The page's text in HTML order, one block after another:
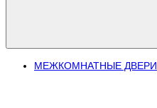
МЕЖКОМНАТНЫЕ ДВЕРИ